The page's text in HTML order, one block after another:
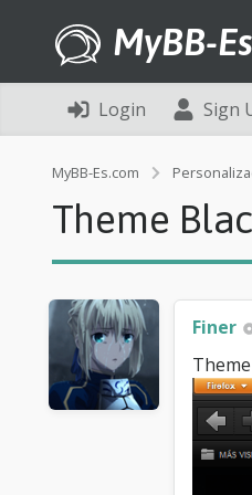
MyBB-
Login
Sign
MyBB-Es.com
Theme
Finer